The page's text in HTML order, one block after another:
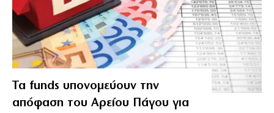
Τα funds υπονομεύουν την
απόφαση του Αρείου Πάγου για